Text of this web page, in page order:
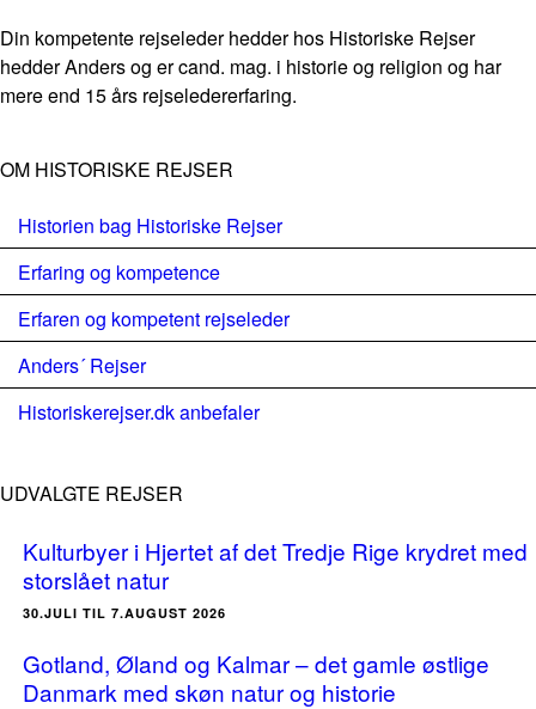
Din kompetente rejseleder hedder hos Historiske Rejser
hedder Anders og er cand. mag. i historie og religion og har
mere end 15 års rejseledererfaring.
OM HISTORISKE REJSER
Historien bag Historiske Rejser
Erfaring og kompetence
Erfaren og kompetent rejseleder
Anders´ Rejser
Historiskerejser.dk anbefaler
UDVALGTE REJSER
Kulturbyer i Hjertet af det Tredje Rige krydret med
storslået natur
30.JULI TIL 7.AUGUST 2026
Gotland, Øland og Kalmar – det gamle østlige
Danmark med skøn natur og historie